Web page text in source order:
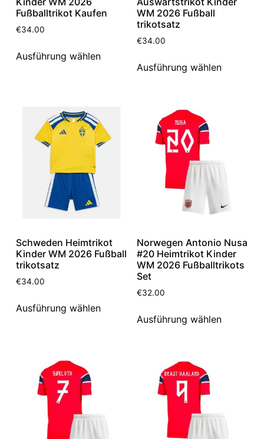
Fußballtrikot Kaufen
€34.00
Ausführung wählen
WM 2026 Fußball
trikotsatz
€34.00
Ausführung wählen
Schweden Heimtrikot
Kinder WM 2026 Fußball
trikotsatz
€34.00
Ausführung wählen
Norwegen Antonio Nusa
#20 Heimtrikot Kinder
WM 2026 Fußballtrikots
Set
€32.00
Ausführung wählen